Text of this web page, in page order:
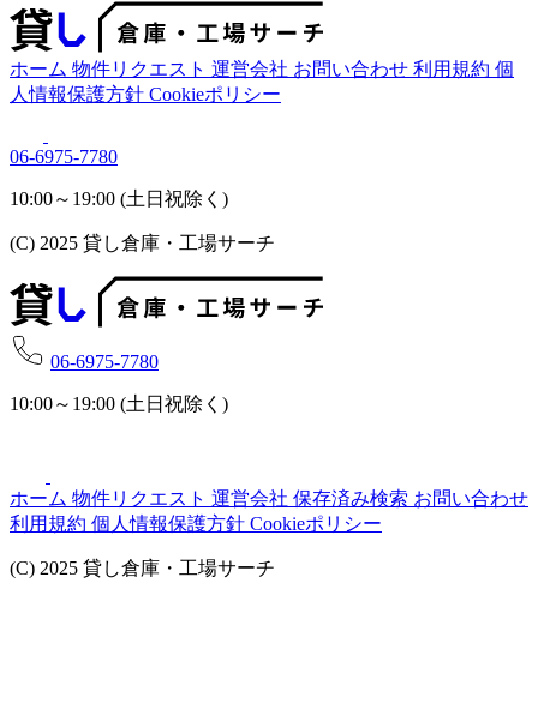
ホーム 物件リクエスト 運営会社 お問い合わせ 利用規約 個
人情報保護方針 Cookieポリシー
06-6975-7780
10:00～19:00 (土日祝除く)
(C) 2025 貸し倉庫・工場サーチ
06-6975-7780
10:00～19:00 (土日祝除く)
ホーム 物件リクエスト 運営会社 保存済み検索 お問い合わせ
利用規約 個人情報保護方針 Cookieポリシー
(C) 2025 貸し倉庫・工場サーチ